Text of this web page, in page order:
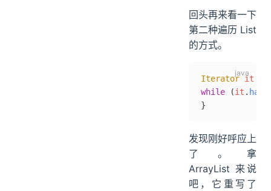
回头再来看一下
第二种遍历 List
的方式。
Iterator it
while (it .
}
发现刚好呼应上
了。拿
ArrayList 来说
吧，它重写了